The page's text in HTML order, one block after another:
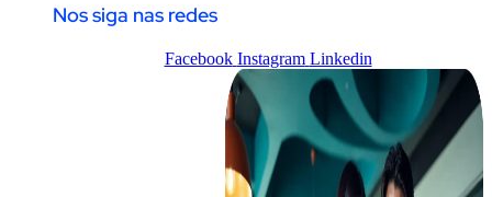
Nos siga nas redes
Facebook Instagram Linkedin